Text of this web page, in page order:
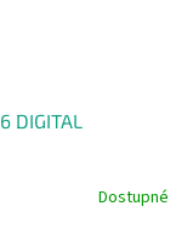
DIGITAL
Dostupné